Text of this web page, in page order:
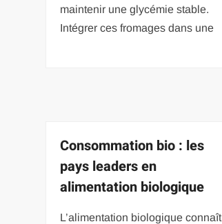
maintenir une glycémie stable.
Intégrer ces fromages dans une
Consommation bio : les
pays leaders en
alimentation biologique
L’alimentation biologique connaît